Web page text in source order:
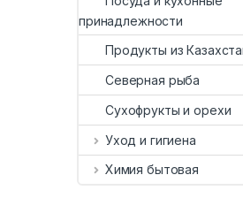
принадлежности
Продукты из
Северная рыба
Сухофрукты и орехи
Уход и гигиена
Химия бытовая